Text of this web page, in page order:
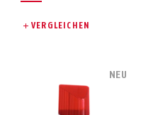
VERGLEICHEN
NEU